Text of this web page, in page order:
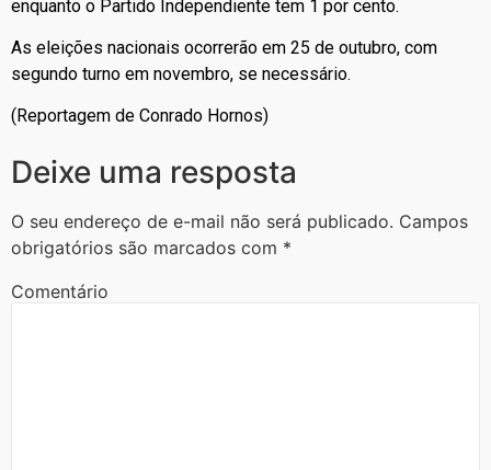
enquanto o Partido Independiente tem 1 por cento.
As eleições nacionais ocorrerão em 25 de outubro, com
segundo turno em novembro, se necessário.
(Reportagem de Conrado Hornos)
Deixe uma resposta
O seu endereço de e-mail não será publicado. Campos
obrigatórios são marcados com *
Comentário